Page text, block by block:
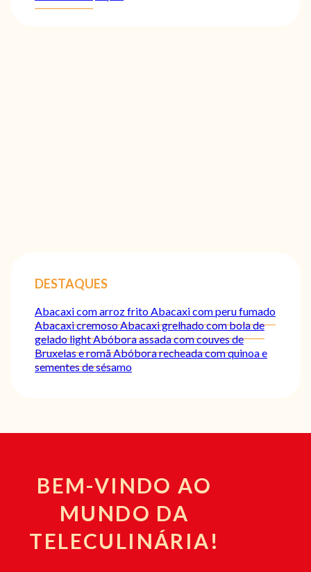
DESTAQUES
Abacaxi com arroz fritoAbacaxi com peru fumado
Abacaxi cremosoAbacaxi grelhado com bola de
gelado lightAbóbora assada com couves de
Bruxelas e romãAbóbora recheada com quinoa e
sementes de sésamo
BEM-VINDO AO
MUNDO DA
TELECULINÁRIA!